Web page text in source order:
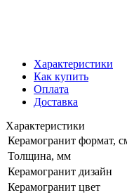
Характеристики
Как купить
Оплата
Доставка
Характеристики
Керамогранит формат,
Толщина, мм
Керамогранит дизайн
Керамогранит цвет